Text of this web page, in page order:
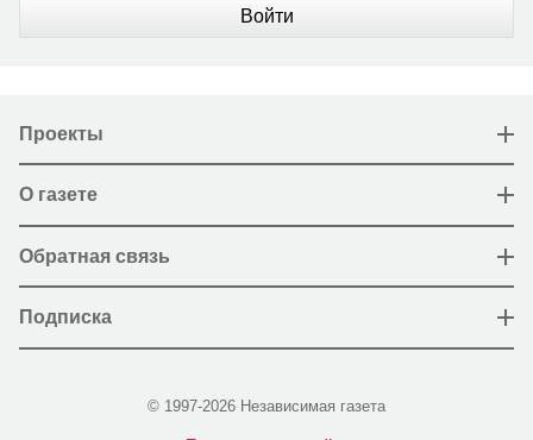
Войти
Проекты
О газете
Обратная связь
Подписка
© 1997-2026 Независимая газета